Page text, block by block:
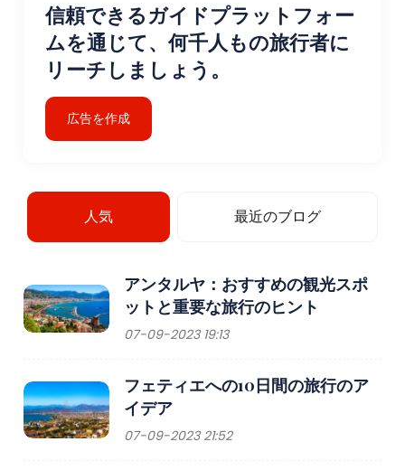
信頼できるガイドプラットフォー
ムを通じて、何千人もの旅行者に
リーチしましょう。
広告を作成
人気 最近のブログ
アンタルヤ：おすすめの観光スポ
ットと重要な旅行のヒント
07-09-2023 19:13
フェティエへの10日間の旅行のア
イデア
07-09-2023 21:52